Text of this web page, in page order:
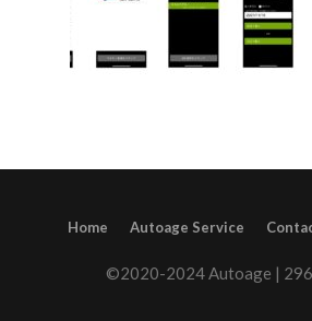
Home Autoage Service
©2020-2024 Autoage |